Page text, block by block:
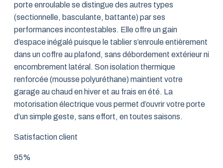
porte enroulable se distingue des autres types
(sectionnelle, basculante, battante) par ses
performances incontestables. Elle offre un gain
d’espace inégalé puisque le tablier s’enroule entièrement
dans un coffre au plafond, sans débordement extérieur ni
encombrement latéral. Son isolation thermique
renforcée (mousse polyuréthane) maintient votre
garage au chaud en hiver et au frais en été. La
motorisation électrique vous permet d’ouvrir votre porte
d’un simple geste, sans effort, en toutes saisons.
Satisfaction client
95%